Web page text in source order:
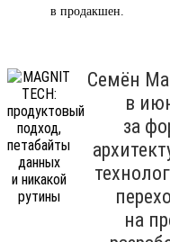
в продакшен.
Семён
в
за
на